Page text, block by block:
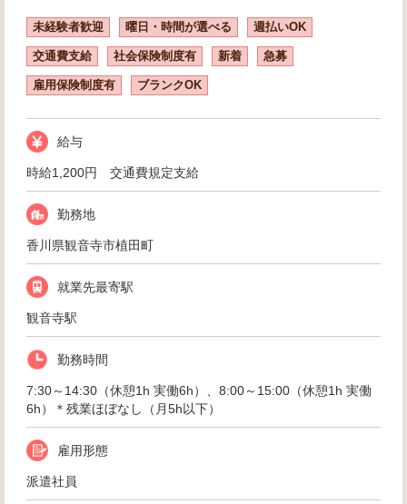
未経験者歓迎 曜日・時間が選べる 週払いOK
交通費支給 社会保険制度有 新着 急募
雇用保険制度有 ブランクOK
給与
時給1,200円 交通費規定支給
勤務地
香川県観音寺市植田町
就業先最寄駅
観音寺駅
勤務時間
7:30～14:30（休憩1h 実働6h）、8:00～15:00（休憩1h 実働
6h）＊残業ほぼなし（月5h以下）
雇用形態
派遣社員